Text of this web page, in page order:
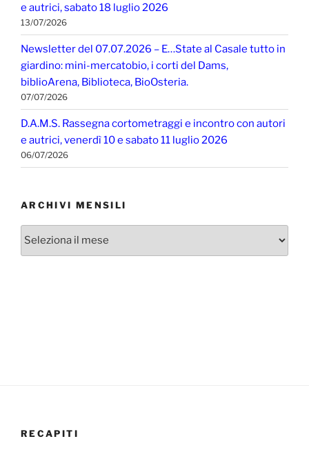
e autrici, sabato 18 luglio 2026
13/07/2026
Newsletter del 07.07.2026 – E…State al Casale tutto in
giardino: mini-mercatobio, i corti del Dams,
biblioArena, Biblioteca, BioOsteria.
07/07/2026
D.A.M.S. Rassegna cortometraggi e incontro con autori
e autrici, venerdì 10 e sabato 11 luglio 2026
06/07/2026
ARCHIVI MENSILI
Archivi
RECAPITI